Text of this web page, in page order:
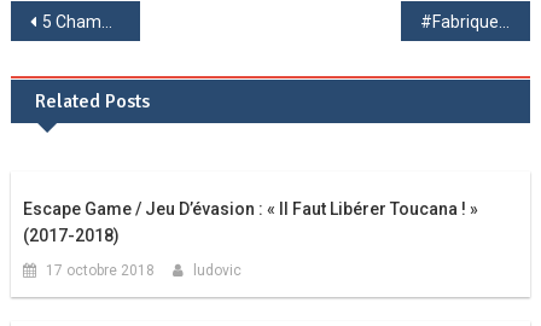
Navigation
de
l’article
5 Championnes d’Académie de basket niveau Excellence (Sections Sportives) #Fabriquetonmedia : découvrez l’émission des élèves !
Related Posts
Escape Game / Jeu D’évasion : « Il Faut Libérer Toucana ! »
(2017-2018)
17 octobre 2018 ludovic